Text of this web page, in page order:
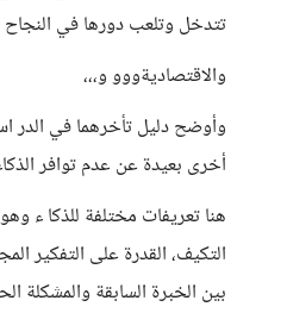
تتدخل وتلعب دورها في
والاقتصاديةووو و،،،
وأوضح دليل تأخرهما في الدر
أخرى بعيدة عن عدم توافر
هنا تعريفات مختلفة للذكا ء
التكيف، القدرة على التفكير
بين الخبرة السابقة والمشكلة